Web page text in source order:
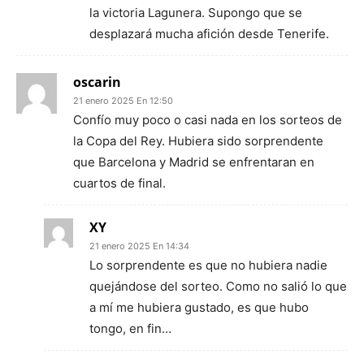
la victoria Lagunera. Supongo que se
desplazará mucha afición desde Tenerife.
oscarin
21 enero 2025 En 12:50
Confío muy poco o casi nada en los sorteos de
la Copa del Rey. Hubiera sido sorprendente
que Barcelona y Madrid se enfrentaran en
cuartos de final.
XY
21 enero 2025 En 14:34
Lo sorprendente es que no hubiera nadie
quejándose del sorteo. Como no salió lo que
a mí me hubiera gustado, es que hubo
tongo, en fin…